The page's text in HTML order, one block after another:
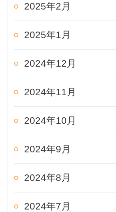
2025年2月
2025年1月
2024年12月
2024年11月
2024年10月
2024年9月
2024年8月
2024年7月